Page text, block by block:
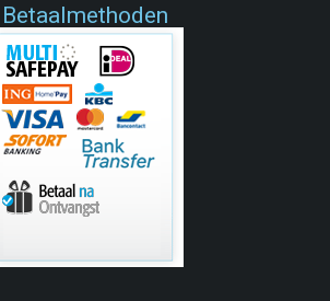
Betaalmethoden